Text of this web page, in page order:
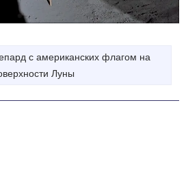
с американских флагом на
Луны